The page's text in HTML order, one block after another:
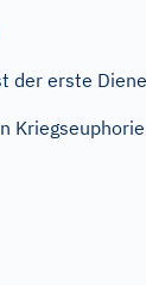
der erste
Kriegseuphorie